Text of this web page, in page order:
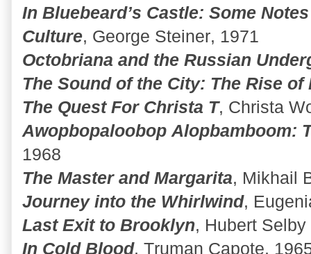
In Bluebeard’s Castle: Some
Culture, George Steiner, 1971
Octobriana and the Russian
The Sound of the City: The Rise of
The Quest For Christa T, Christa
Awopbopaloobop Alopbamboom:
1968
The Master and Margarita, Mikhail
Journey into the Whirlwind,
Last Exit to Brooklyn, Hubert
In Cold Blood, Truman Capote,